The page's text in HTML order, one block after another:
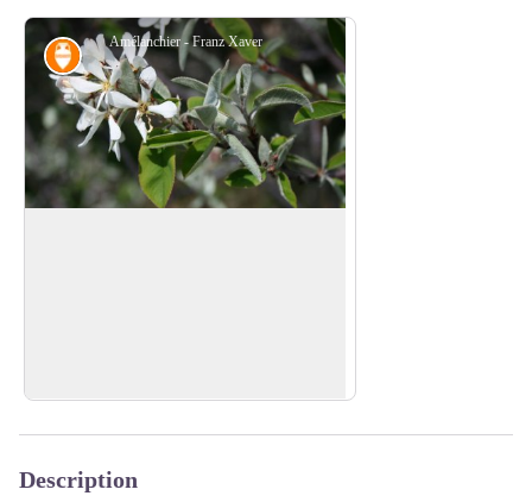
Amélanchier - Franz Xaver
Savoir-faire
Description